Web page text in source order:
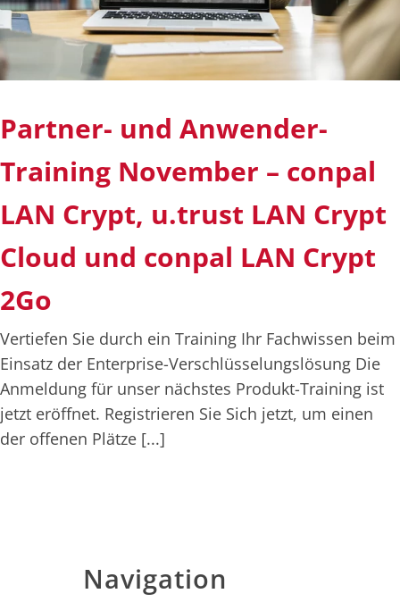
Deutsch
English
Partner- und Anwender-
Training November – conpal
LAN Crypt, u.trust LAN Crypt
Cloud und conpal LAN Crypt
2Go
Vertiefen Sie durch ein Training Ihr Fachwissen beim
Einsatz der Enterprise-Verschlüsselungslösung Die
Anmeldung für unser nächstes Produkt-Training ist
jetzt eröffnet. Registrieren Sie Sich jetzt, um einen
der offenen Plätze [...]
Navigation